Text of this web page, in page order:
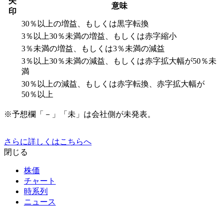
印
意味
30％以上の増益、もしくは黒字転換
3％以上30％未満の増益、もしくは赤字縮小
3％未満の増益、もしくは3％未満の減益
3％以上30％未満の減益、もしくは赤字拡大幅が50％未
満
30％以上の減益、もしくは赤字転換、赤字拡大幅が
50％以上
※予想欄「－」「未」は会社側が未発表。
さらに詳しくはこちらへ
閉じる
株価
チャート
時系列
ニュース